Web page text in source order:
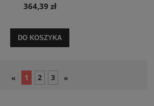
364,39 zł
DO KOSZYKA
« 1 2 3 »